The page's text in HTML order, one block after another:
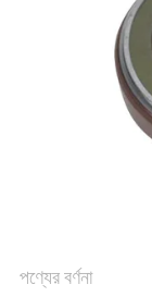
পণ্যের বর্ণনা